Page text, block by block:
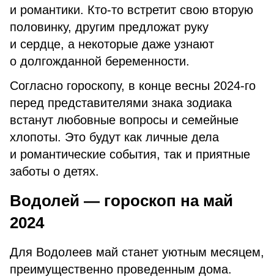
и романтики. Кто-то встретит свою вторую
половинку, другим предложат руку
и сердце, а некоторые даже узнают
о долгожданной беременности.
Согласно гороскопу, в конце весны 2024-го
перед представителями знака зодиака
встанут любовные вопросы и семейные
хлопоты. Это будут как личные дела
и романтические события, так и приятные
заботы о детях.
Водолей — гороскоп на май
2024
Для Водолеев май станет уютным месяцем,
преимущественно проведенным дома.